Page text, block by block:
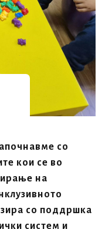
со
кои се во
на
со поддршка
систем и